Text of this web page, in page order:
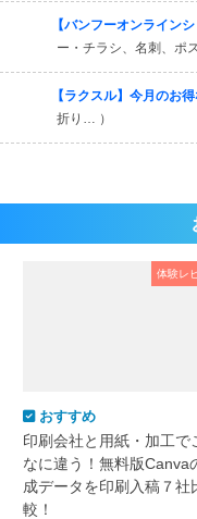
【バンフーオンライン
ー・チラシ、名刺、ポ
【ラクスル】今月のお
折り… ）
体験レ
おすすめ
印刷会社と用紙・加工で
なに違う！無料版Canva
成データを印刷入稿７社
較！